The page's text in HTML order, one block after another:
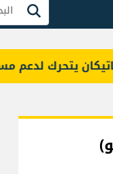
بحث
يتحرك لدعم مسار